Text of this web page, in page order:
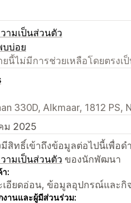
ามเป็นส่วนตัว
บ่อย
นี้ไม่มีการช่วยเหลือโดยตรงเ
330D, Alkmaar, 1812 PS,
ม 2025
สิทธิ์เข้าถึงข้อมูลต่อไปนี้เพื่อ
ามเป็นส่วนตัว ของนักพัฒนา
:
อียดอ่อน, ข้อมูลอุปกรณ์และกิ
านและผู้มีส่วนร่วม: